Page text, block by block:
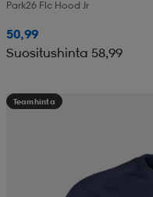
Park26 Flc Hood Jr
50,99
Suositushinta 58,99
Teamhinta